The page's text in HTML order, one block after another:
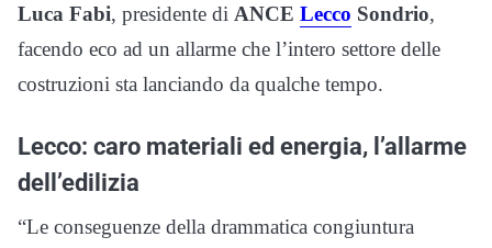
Luca Fabi, presidente di ANCE Lecco Sondrio,
facendo eco ad un allarme che l’intero settore delle
costruzioni sta lanciando da qualche tempo.
Lecco: caro materiali ed energia, l’allarme
dell’edilizia
“Le conseguenze della drammatica congiuntura